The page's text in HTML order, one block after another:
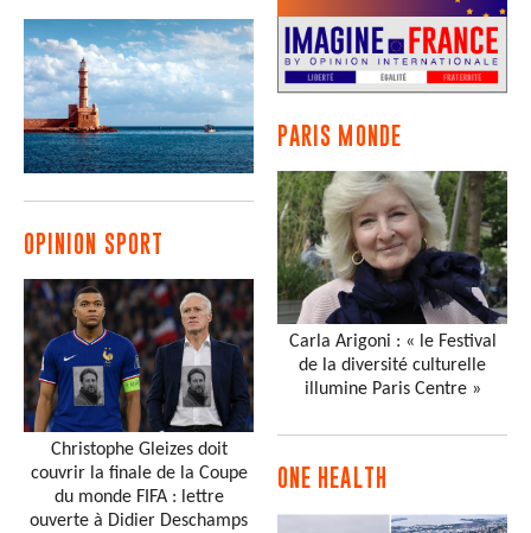
OPINION SPORT
Christophe Gleizes doit
couvrir la finale de la Coupe
du monde FIFA : lettre
ouverte à Didier Deschamps
PARIS MONDE
Carla Arigoni : « le Festival
de la diversité culturelle
illumine Paris Centre »
ONE HEALTH